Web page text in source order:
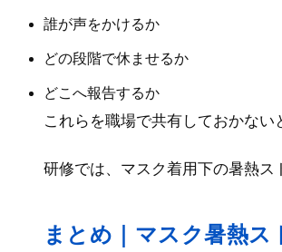
誰が声をかけるか
どの段階で休ませるか
どこへ報告するか
これらを職場で共有しておかな
研修では、マスク着用下の暑熱
まとめ｜マスク暑熱